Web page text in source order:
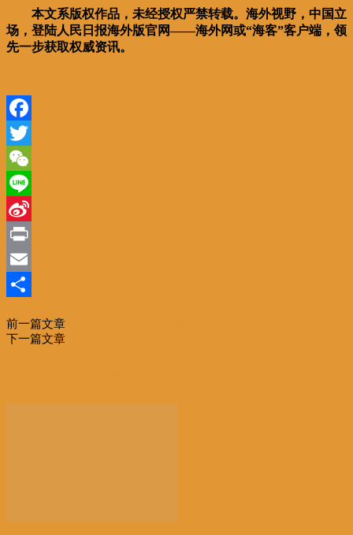
本文系版权作品，未经授权严禁转载。海外视野，中国立
场，登陆人民日报海外版官网——海外网或“海客”客户端，领
先一步获取权威资讯。
Facebook
Twitter
WeChat
Line
Sina
Weibo
Print
Email
享
前一篇文章
下一篇文章